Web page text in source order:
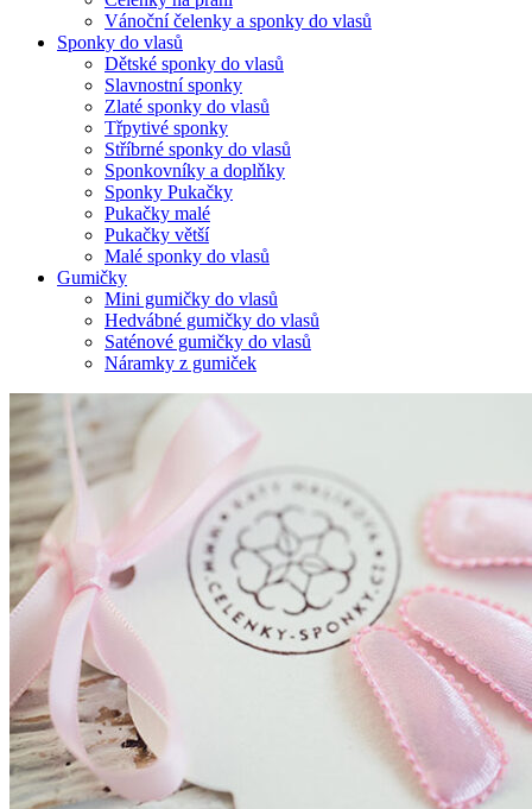
Vánoční čelenky a sponky do vlasů
Sponky do vlasů
Dětské sponky do vlasů
Slavnostní sponky
Zlaté sponky do vlasů
Třpytivé sponky
Stříbrné sponky do vlasů
Sponkovníky a doplňky
Sponky Pukačky
Pukačky malé
Pukačky větší
Malé sponky do vlasů
Gumičky
Mini gumičky do vlasů
Hedvábné gumičky do vlasů
Saténové gumičky do vlasů
Náramky z gumiček